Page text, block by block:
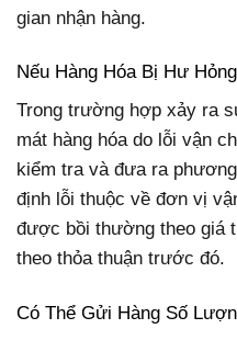
gian nhận hàng.
Nếu Hàng Hóa Bị Hư
Trong trường hợp xảy ra
mát hàng hóa do lỗi vận
kiểm tra và đưa ra
định lỗi thuộc về đơn vị
được bồi thường theo giá
theo thỏa thuận trước đó.
Có Thể Gửi Hàng Số